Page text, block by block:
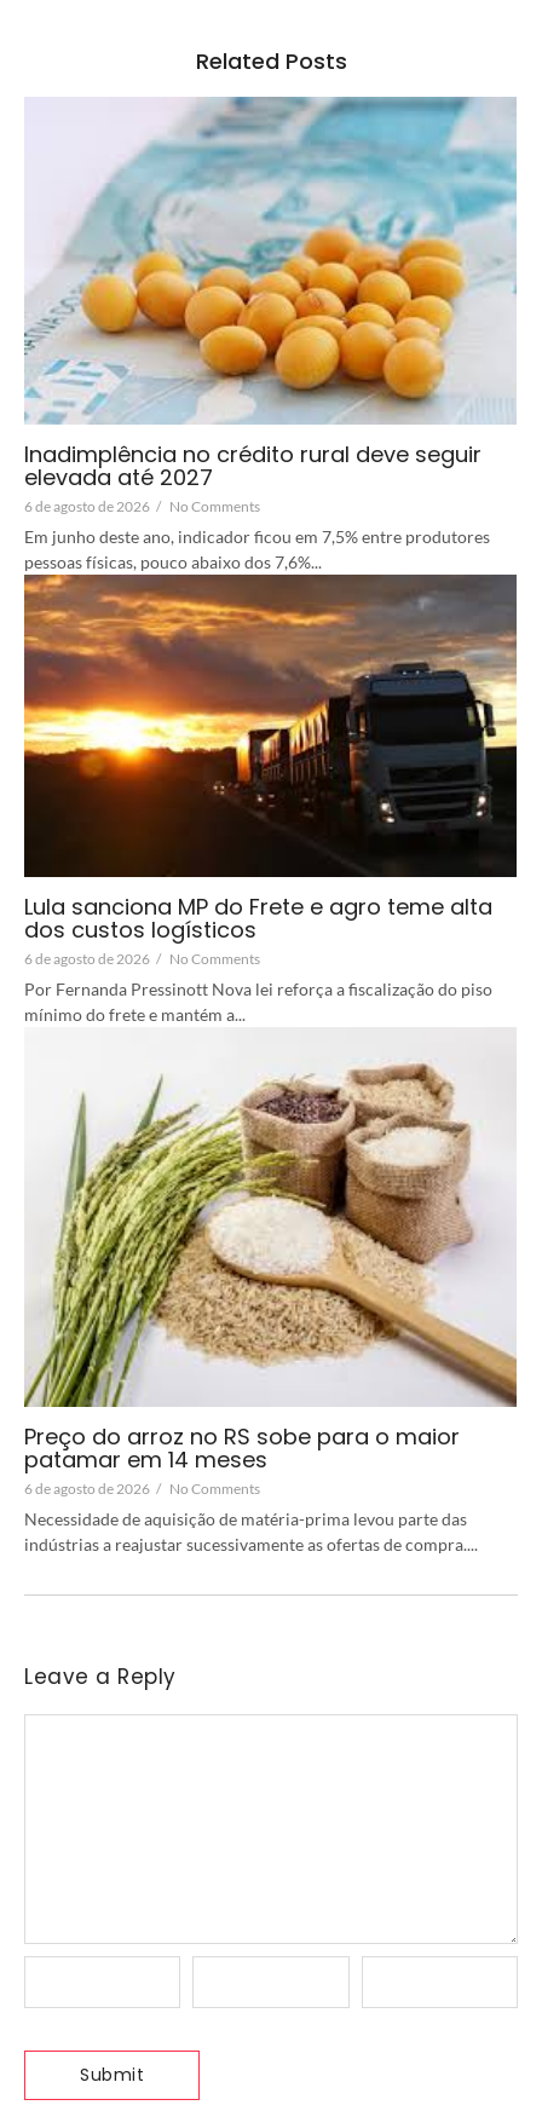
Related Posts
Inadimplência no crédito rural deve seguir
elevada até 2027
6 de agosto de 2026 / No Comments
Em junho deste ano, indicador ficou em 7,5% entre produtores
pessoas físicas, pouco abaixo dos 7,6%...
Lula sanciona MP do Frete e agro teme alta
dos custos logísticos
6 de agosto de 2026 / No Comments
Por Fernanda Pressinott Nova lei reforça a fiscalização do piso
mínimo do frete e mantém a...
Preço do arroz no RS sobe para o maior
patamar em 14 meses
6 de agosto de 2026 / No Comments
Necessidade de aquisição de matéria-prima levou parte das
indústrias a reajustar sucessivamente as ofertas de compra....
Leave a Reply